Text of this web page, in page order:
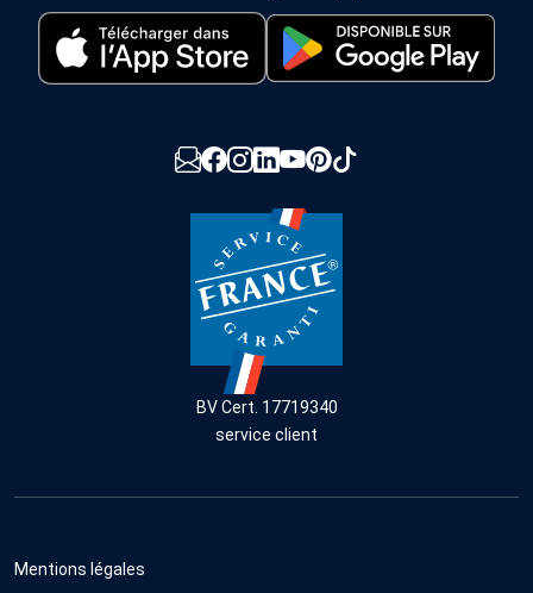
BV Cert. 17719340
service client
Mentions légales